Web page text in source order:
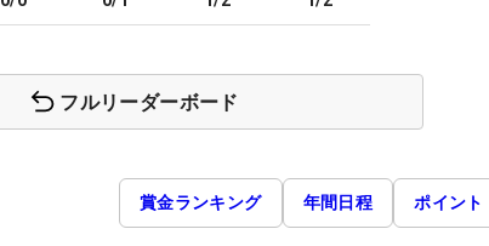
フルリーダーボード
賞金ランキング 年間日程 ポイント